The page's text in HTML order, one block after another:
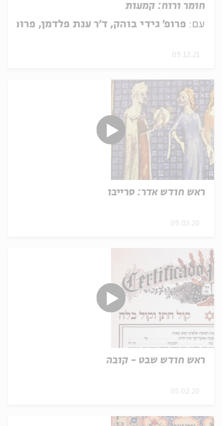
חומר ורוח: קמעות
עם: פרופ' גידי בוהק, ד'ר ענת פלדמן, פרופ'
09.12.21
ראש חודש אדר: סרייבו
09.03.20
ראש חודש שבט - קובה
05.02.20